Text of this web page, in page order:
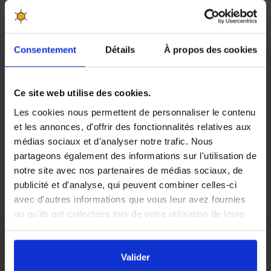
Consentement Détails À propos des cookies
Ce site web utilise des cookies.
Les cookies nous permettent de personnaliser le contenu
et les annonces, d'offrir des fonctionnalités relatives aux
médias sociaux et d'analyser notre trafic. Nous
partageons également des informations sur l'utilisation de
notre site avec nos partenaires de médias sociaux, de
publicité et d'analyse, qui peuvent combiner celles-ci
avec d'autres informations que vous leur avez fournies
ou qu'ils ont collectées lors de votre utilisation de leurs
En cliquant sur le boutonValidervous acceptez
l'ensemble des cookies de notre site ainsi que ceux de
Valider
OBJETS
BASSE COUR